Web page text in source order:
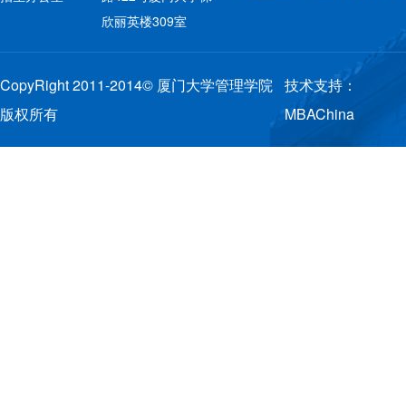
欣丽英楼309室
CopyRight 2011-2014© 厦门大学管理学院
版权所有
技术支持：
MBAChina